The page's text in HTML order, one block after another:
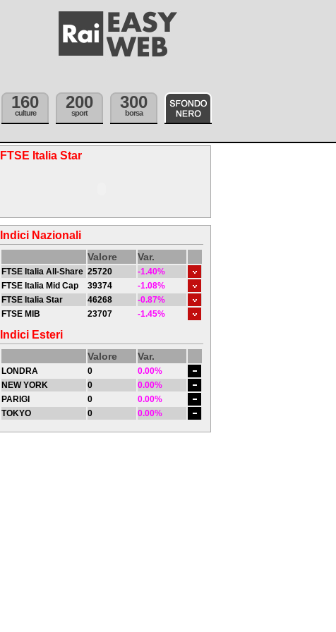
160
culture
200
sport
300
borsa
FTSE Italia Star
Indici Nazionali
Valore Var.
FTSE Italia All-Share 25720
-1.40%
FTSE Italia Mid Cap
39374
-1.08%
FTSE Italia Star
46268
-0.87%
FTSE MIB
23707 -1.45%
Indici Esteri
Valore Var.
LONDRA 0
0.00%
NEW YORK
0
0.00%
PARIGI
0
0.00%
TOKYO
0 0.00%